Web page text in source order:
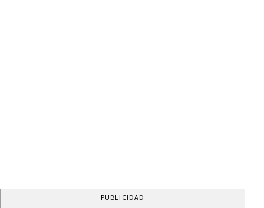
PUBLICIDAD